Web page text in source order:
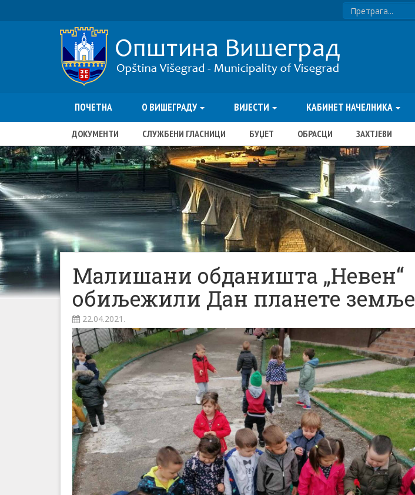
ПОЧЕТНА О ВИШЕГРАДУ ВИЈЕСТИ КАБИНЕТ НАЧЕЛНИКА
ДОКУМЕНТИ СЛУЖБЕНИ ГЛАСНИЦИ БУЏЕТ ОБРАСЦИ ЗАХТЈЕВИ
Малишани обданишта „Невен“
обиљежили Дан планете земље
22.04.2021.